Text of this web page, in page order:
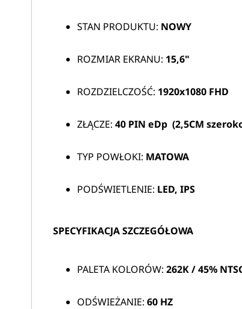
STAN PRODUKTU: NOWY
ROZMIAR EKRANU: 15,6"
ROZDZIELCZOŚĆ: 1920x1080 FHD
ZŁĄCZE: 40 PIN eDp (2,5CM
TYP POWŁOKI: MATOWA
PODŚWIETLENIE: LED, IPS
SPECYFIKACJA SZCZEGÓŁOWA
PALETA KOLORÓW: 262K / 45%
ODŚWIEŻANIE: 60 HZ